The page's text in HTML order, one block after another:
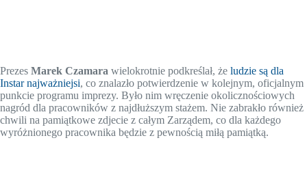
Prezes Marek Czamara wielokrotnie podkreślał, że ludzie są dla
Instar najważniejsi, co znalazło potwierdzenie w kolejnym, oficjalnym
punkcie programu imprezy. Było nim wręczenie okolicznościowych
nagród dla pracowników z najdłuższym stażem. Nie zabrakło również
chwili na pamiątkowe zdjecie z całym Zarządem, co dla każdego
wyróżnionego pracownika będzie z pewnością miłą pamiątką.